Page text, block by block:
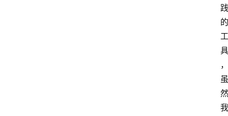
践
的
工
具
，
虽
然
我